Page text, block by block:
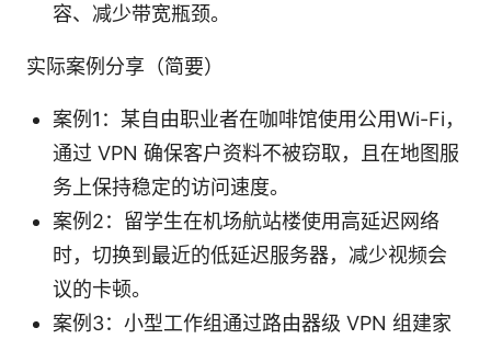
容、减少带宽瓶颈。
实际案例分享（简要）
案例1：某自由职业者在咖啡馆使用公用Wi-Fi，
通过 VPN 确保客户资料不被窃取，且在地图服
务上保持稳定的访问速度。
案例2：留学生在机场航站楼使用高延迟网络
时，切换到最近的低延迟服务器，减少视频会
议的卡顿。
案例3：小型工作组通过路由器级 VPN 组建家